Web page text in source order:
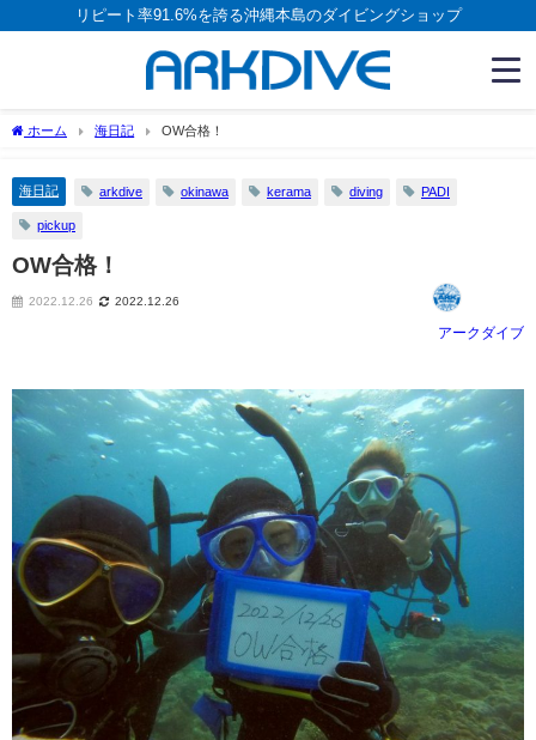
リピート率91.6%を誇る沖縄本島のダイビングショップ
ホーム 海日記 OW合格！
海日記 arkdive okinawa kerama diving PADI
pickup
OW合格！
2022.12.26 2022.12.26
アークダイブ